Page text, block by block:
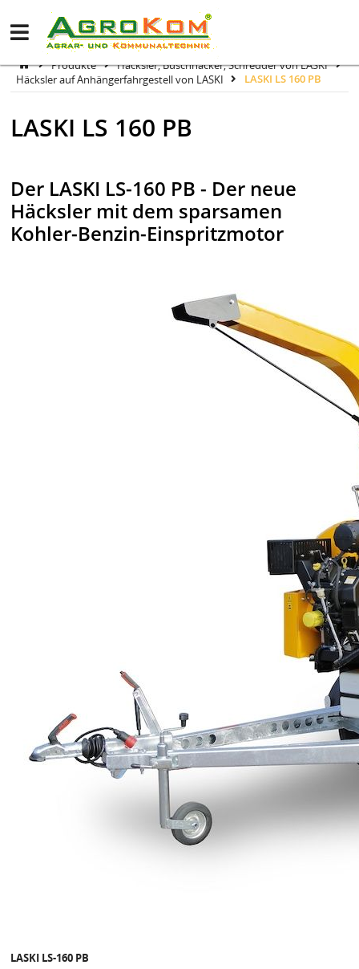
Produkte
Häcksler, Buschhacker, Schredder von LASKI
Häcksler auf Anhängerfahrgestell von LASKI
LASKI LS 160 PB
LASKI LS 160 PB
Der LASKI LS-160 PB - Der neue
Häcksler mit dem sparsamen
Kohler-Benzin-Einspritzmotor
LASKI LS-160 PB